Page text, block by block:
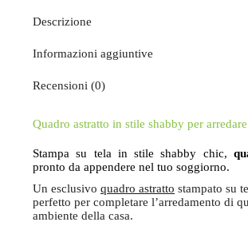
Descrizione
Informazioni aggiuntive
Recensioni (0)
Quadro astratto in stile shabby per
Stampa su tela in stile shabby chic,
pronto da appendere nel tuo soggiorno.
Un esclusivo quadro astratto stampato su
perfetto per completare l’arredamento di
ambiente della casa.